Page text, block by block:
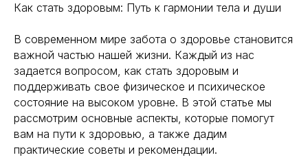
Как стать здоровым: Путь к гармонии тела и души
В современном мире забота о здоровье становится
важной частью нашей жизни. Каждый из нас
задается вопросом, как стать здоровым и
поддерживать свое физическое и психическое
состояние на высоком уровне. В этой статье мы
рассмотрим основные аспекты, которые помогут
вам на пути к здоровью, а также дадим
практические советы и рекомендации.